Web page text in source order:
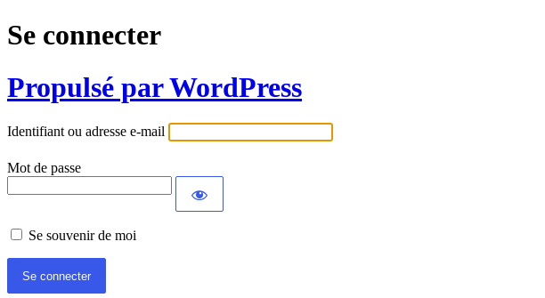
Se connecter
Propulsé par WordPress
Identifiant ou adresse e-mail
Mot de passe
Se souvenir de moi